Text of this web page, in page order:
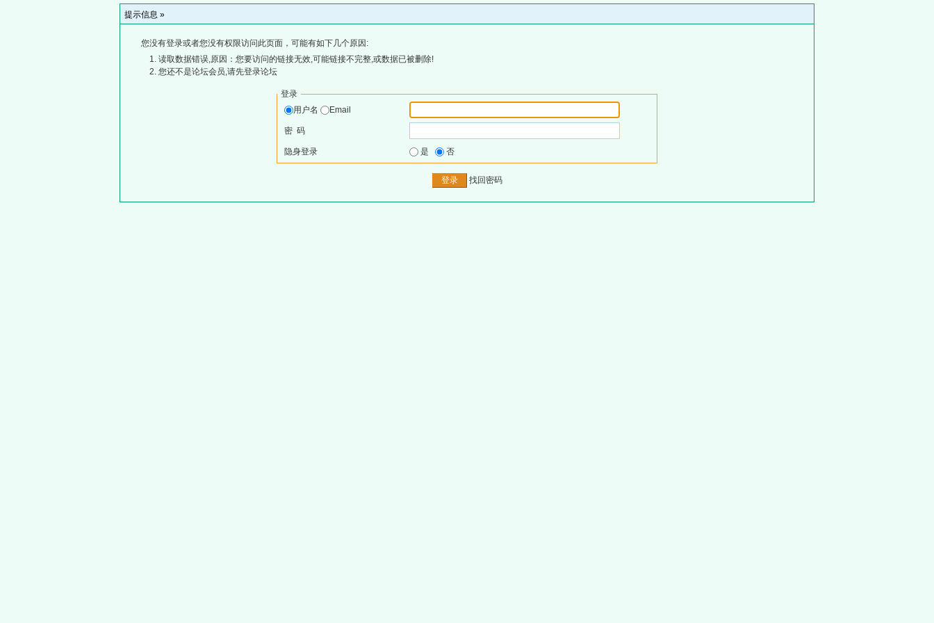
提示信息 »
您没有登录或者您没有权限访问此页面，可能有如下几个原因:
读取数据错误,原因：您要访问的链接无效,可能链接不完整,或数据已被删除!
您还不是论坛会员,请先登录论坛
登录
用户名
Email
密 码
隐身登录 是 否
找回密码